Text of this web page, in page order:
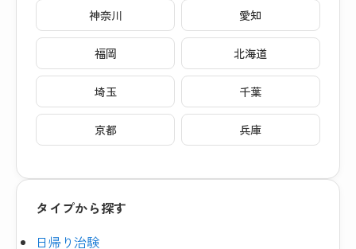
神奈川 愛知
福岡 北海道
埼玉 千葉
京都 兵庫
タイプから探す
日帰り治験